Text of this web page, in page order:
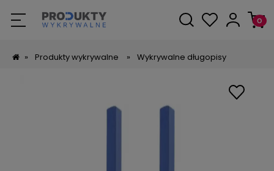
» Produkty wykrywalne » Wykrywalne długopisy